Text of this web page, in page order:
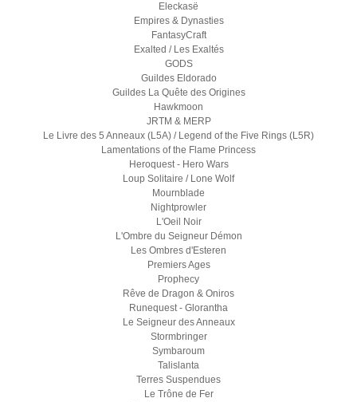
Eleckasë
Empires & Dynasties
FantasyCraft
Exalted / Les Exaltés
GODS
Guildes Eldorado
Guildes La Quête des Origines
Hawkmoon
JRTM & MERP
Le Livre des 5 Anneaux (L5A) / Legend of the Five Rings (L5R)
Lamentations of the Flame Princess
Heroquest - Hero Wars
Loup Solitaire / Lone Wolf
Mournblade
Nightprowler
L'Oeil Noir
L'Ombre du Seigneur Démon
Les Ombres d'Esteren
Premiers Ages
Prophecy
Rêve de Dragon & Oniros
Runequest - Glorantha
Le Seigneur des Anneaux
Stormbringer
Symbaroum
Talislanta
Terres Suspendues
Le Trône de Fer